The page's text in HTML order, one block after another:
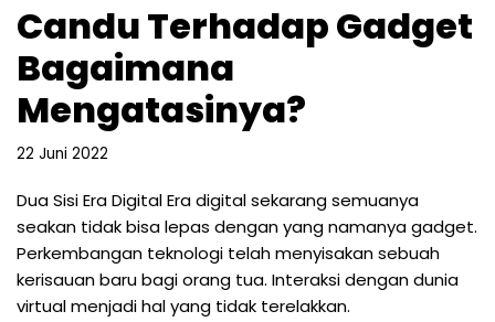
Candu Terhadap Gadget
Bagaimana
Mengatasinya?
22 Juni 2022
Dua Sisi Era Digital Era digital sekarang semuanya
seakan tidak bisa lepas dengan yang namanya gadget.
Perkembangan teknologi telah menyisakan sebuah
kerisauan baru bagi orang tua. Interaksi dengan dunia
virtual menjadi hal yang tidak terelakkan.